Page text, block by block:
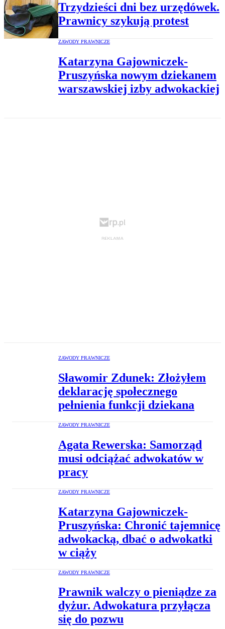
Trzydzieści dni bez urzędówek.
Prawnicy szykują protest
ZAWODY PRAWNICZE
Katarzyna Gajowniczek-
Pruszyńska nowym dziekanem
warszawskiej izby adwokackiej
ZAWODY PRAWNICZE
Sławomir Zdunek: Złożyłem
deklarację społecznego
pełnienia funkcji dziekana
ZAWODY PRAWNICZE
Agata Rewerska: Samorząd
musi odciążać adwokatów w
pracy
ZAWODY PRAWNICZE
Katarzyna Gajowniczek-
Pruszyńska: Chronić tajemnicę
adwokacką, dbać o adwokatki
w ciąży
ZAWODY PRAWNICZE
Prawnik walczy o pieniądze za
dyżur. Adwokatura przyłącza
się do pozwu